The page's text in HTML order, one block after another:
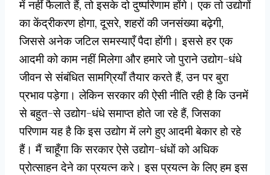
में नहीं फैलाते हैं, तो इसके दो दुष्परिणाम होंगे। एक तो उ‌द्योगों
का केंद्रीकरण होगा, दूसरे, शहरों की जनसंख्या बढ़ेगी,
जिससे अनेक जटिल समस्याएँ पैदा होंगी। इससे हर एक
आदमी को काम नहीं मिलेगा और हमारे जो पुराने उद्योग-धंधे
जीवन से संबंधित सामग्रियाँ तैयार करते हैं, उन पर बुरा
प्रभाव पड़ेगा। लेकिन सरकार की ऐसी नीति रही है कि उनमें
से बहुत-से उद्योग-धंधे समाप्त होते जा रहे हैं, जिसका
परिणाम यह है कि इस उद्योग में लगे हुए आदमी बेकार हो रहे
हैं। मैं चाहूँगा कि सरकार ऐसे उद्योग-धंधों को अधिक
प्रोत्साहन देने का प्रयत्न करे। इस प्रयत्न के लिए हम इस